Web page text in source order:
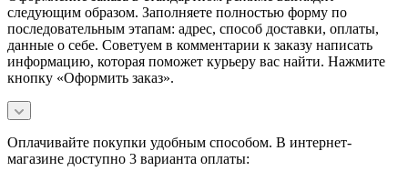
следующим образом. Заполняете полностью форму по
последовательным этапам: адрес, способ доставки, оплаты,
данные о себе. Советуем в комментарии к заказу написать
информацию, которая поможет курьеру вас найти. Нажмите
кнопку «Оформить заказ».
Оплачивайте покупки удобным способом. В интернет-
магазине доступно 3 варианта оплаты: